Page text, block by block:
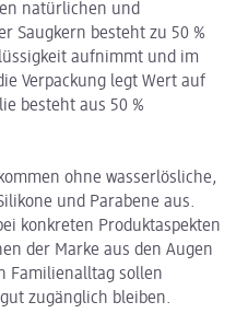
natürlichen und
Saugkern besteht zu 50 %
aufnimmt und im
Verpackung legt Wert auf
besteht aus 50 %
ohne wasserlösliche,
und Parabene aus.
konkreten Produktaspekten
der Marke aus den Augen
Familienalltag sollen
zugänglich bleiben.